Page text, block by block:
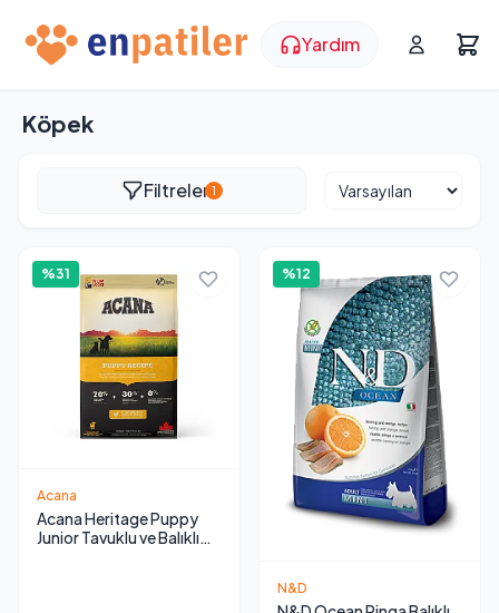
Yardım
Köpek
Filtreler 1
%31
Acana
Acana Heritage Puppy
Junior Tavuklu ve Balıklı
%12
N&D